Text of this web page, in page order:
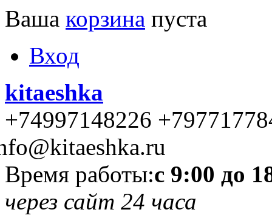
Ваша корзина пуста
Вход
kitaeshka
+74997148226
Время работы:с 9:00 до
через сайт 24 часа